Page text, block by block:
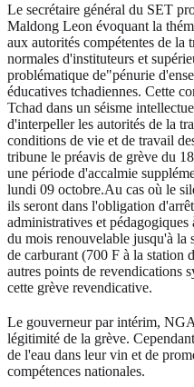
Le secrétaire général du SET
Maldong Leon évoquant la
aux autorités compétentes de la
normales d'instituteurs et
problématique de"pénurie
éducatives tchadiennes. Cette
Tchad dans un séisme
d'interpeller les autorités de la
conditions de vie et de travail
tribune le préavis de grève du
une période d'accalmie
lundi 09 octobre.Au cas où le
ils seront dans l'obligation
administratives et
du mois renouvelable jusqu'à la
de carburant (700 F à la station
autres points de revendications
cette grève revendicative.
Le gouverneur par intérim,
légitimité de la grève.
de l'eau dans leur vin et de
compétences nationales.